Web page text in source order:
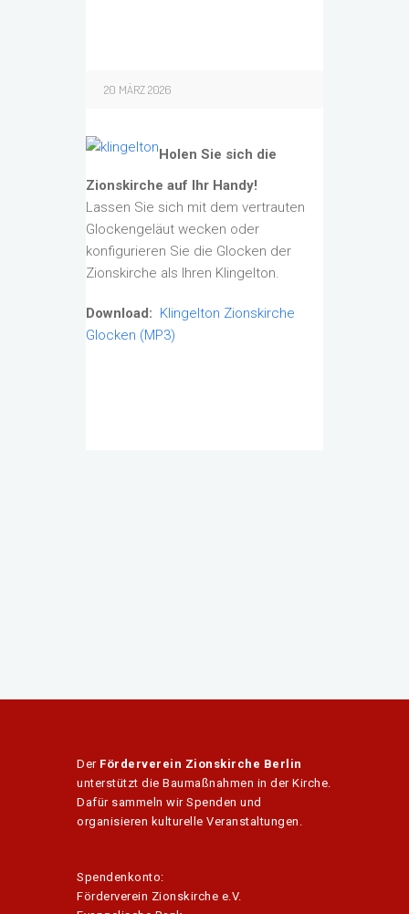
20 MÄRZ 2026
Holen Sie sich die
Zionskirche auf Ihr Handy!
Lassen Sie sich mit dem vertrauten
Glockengeläut wecken oder
konfigurieren Sie die Glocken der
Zionskirche als Ihren Klingelton.
Download: Klingelton Zionskirche
Glocken (MP3)
Der Förderverein Zionskirche Berlin
unterstützt die Baumaßnahmen in der Kirche.
Dafür sammeln wir Spenden und
organisieren kulturelle Veranstaltungen.
Spendenkonto:
Förderverein Zionskirche e.V.